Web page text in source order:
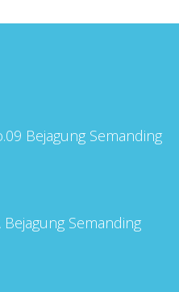
Bejagung Semanding
Semanding